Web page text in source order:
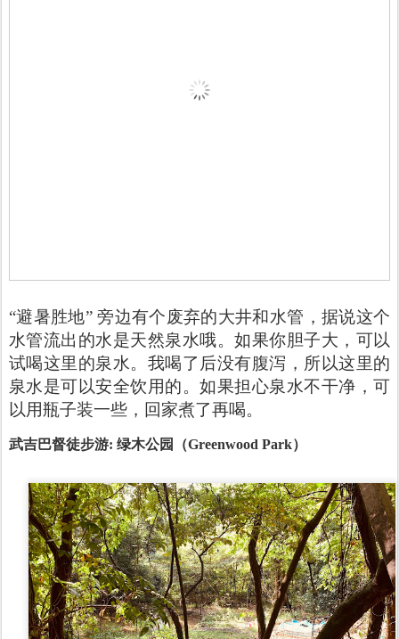
“避暑胜地” 旁边有个废弃的大井和水管，据说这个
水管流出的水是天然泉水哦。如果你胆子大，可以
试喝这里的泉水。我喝了后没有腹泻，所以这里的
泉水是可以安全饮用的。如果担心泉水不干净，可
以用瓶子装一些，回家煮了再喝。
武吉巴督徒步游: 绿木公园（Greenwood Park）